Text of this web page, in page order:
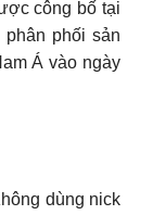
công bố tại
phân phối sản
Á vào ngày
dùng nick